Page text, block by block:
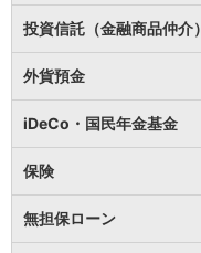
医療保険
就業不能保険
海外旅行保険
国内旅行傷害保険
スマホ保険
傷害保険
介護保険
カード
投資信託（金融商品仲介）
外貨預金
iDeCo・国民年金基金
保険
無担保ローン